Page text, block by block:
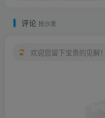
评论 抢沙发
欢迎您留下宝贵的见解！